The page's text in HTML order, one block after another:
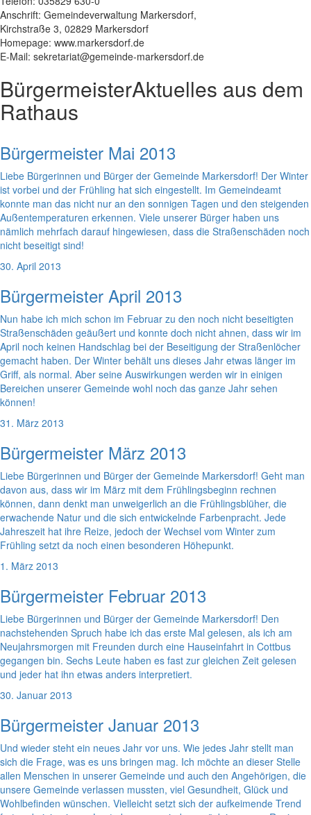
Anschrift: Gemeindeverwaltung Markersdorf,
Kirchstraße 3, 02829 Markersdorf
Homepage: www.markersdorf.de
E-Mail: sekretariat@gemeinde-markersdorf.de
BürgermeisterAktuelles aus dem
Rathaus
Bürgermeister Mai 2013
Liebe Bürgerinnen und Bürger der Gemeinde Markersdorf! Der Winter
ist vorbei und der Frühling hat sich eingestellt. Im Gemeindeamt
konnte man das nicht nur an den sonnigen Tagen und den steigenden
Außentemperaturen erkennen. Viele unserer Bürger haben uns
nämlich mehrfach darauf hingewiesen, dass die Straßenschäden noch
nicht beseitigt sind!
30. April 2013
Bürgermeister April 2013
Nun habe ich mich schon im Februar zu den noch nicht beseitigten
Straßenschäden geäußert und konnte doch nicht ahnen, dass wir im
April noch keinen Handschlag bei der Beseitigung der Straßenlöcher
gemacht haben. Der Winter behält uns dieses Jahr etwas länger im
Griff, als normal. Aber seine Auswirkungen werden wir in einigen
Bereichen unserer Gemeinde wohl noch das ganze Jahr sehen
können!
31. März 2013
Bürgermeister März 2013
Liebe Bürgerinnen und Bürger der Gemeinde Markersdorf! Geht man
davon aus, dass wir im März mit dem Frühlingsbeginn rechnen
können, dann denkt man unweigerlich an die Frühlingsblüher, die
erwachende Natur und die sich entwickelnde Farbenpracht. Jede
Jahreszeit hat ihre Reize, jedoch der Wechsel vom Winter zum
Frühling setzt da noch einen besonderen Höhepunkt.
1. März 2013
Bürgermeister Februar 2013
Liebe Bürgerinnen und Bürger der Gemeinde Markersdorf! Den
nachstehenden Spruch habe ich das erste Mal gelesen, als ich am
Neujahrsmorgen mit Freunden durch eine Hauseinfahrt in Cottbus
gegangen bin. Sechs Leute haben es fast zur gleichen Zeit gelesen
und jeder hat ihn etwas anders interpretiert.
30. Januar 2013
Bürgermeister Januar 2013
Und wieder steht ein neues Jahr vor uns. Wie jedes Jahr stellt man
sich die Frage, was es uns bringen mag. Ich möchte an dieser Stelle
allen Menschen in unserer Gemeinde und auch den Angehörigen, die
unsere Gemeinde verlassen mussten, viel Gesundheit, Glück und
Wohlbefinden wünschen. Vielleicht setzt sich der aufkeimende Trend